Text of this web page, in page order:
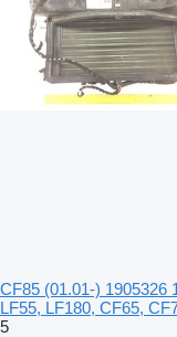
CF85 (01.01-) 1905326
LF55, LF180, CF65,
5